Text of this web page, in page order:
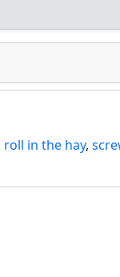
roll in the hay,